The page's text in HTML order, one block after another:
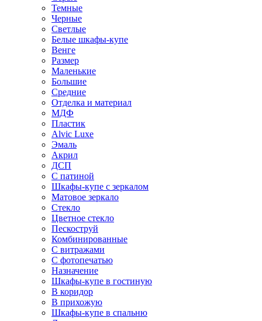
Темные
Черные
Светлые
Белые шкафы-купе
Венге
Размер
Маленькие
Большие
Средние
Отделка и материал
МДФ
Пластик
Alvic Luxe
Эмаль
Акрил
ДСП
С патиной
Шкафы-купе с зеркалом
Матовое зеркало
Стекло
Цветное стекло
Пескоструй
Комбинированные
С витражами
С фотопечатью
Назначение
Шкафы-купе в гостиную
В коридор
В прихожую
Шкафы-купе в спальню